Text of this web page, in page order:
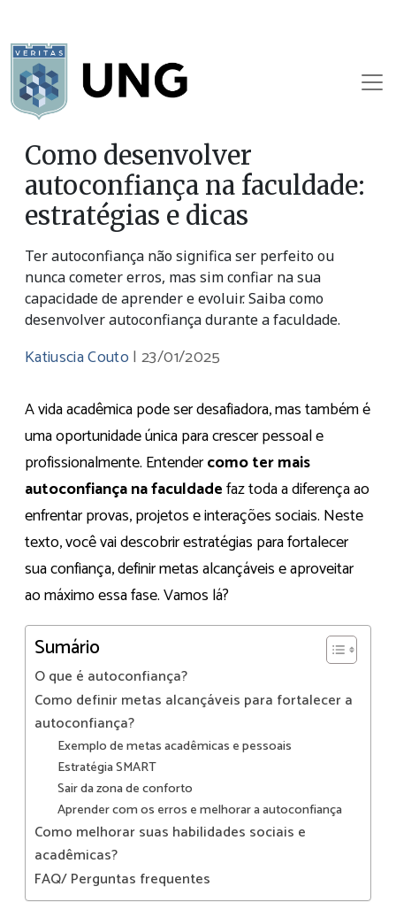
Como desenvolver
autoconfiança na faculdade:
estratégias e dicas
Ter autoconfiança não significa ser perfeito ou
nunca cometer erros, mas sim confiar na sua
capacidade de aprender e evoluir. Saiba como
desenvolver autoconfiança durante a faculdade.
Katiuscia Couto |23/01/2025
A vida acadêmica pode ser desafiadora, mas também é
uma oportunidade única para crescer pessoal e
profissionalmente. Entendercomo ter mais
autoconfiança na faculdadefaz toda a diferença ao
enfrentar provas, projetos e interações sociais. Neste
texto, você vai descobrir estratégias para fortalecer
sua confiança, definir metas alcançáveis e aproveitar
ao máximo essa fase. Vamos lá?
Sumário
O que é autoconfiança?
Como definir metas alcançáveis para fortalecer a
autoconfiança?
Exemplo de metas acadêmicas e pessoais
Estratégia SMART
Sair da zona de conforto
Aprender com os erros e melhorar a autoconfiança
Como melhorar suas habilidades sociais e
acadêmicas?
FAQ/ Perguntas frequentes